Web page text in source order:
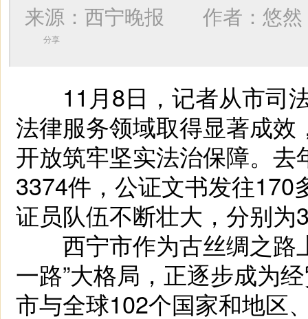
来源：西宁晚报 作者： 悠然
分享
11月8日，记者从市司法
法律服务领域取得显著成
开放筑牢坚实法治保障。
3374件，公证文书发往170
证员队伍不断壮大，分别为
西宁市作为古丝绸之路
一路”大格局，正逐步成为
市与全球102个国家和地区